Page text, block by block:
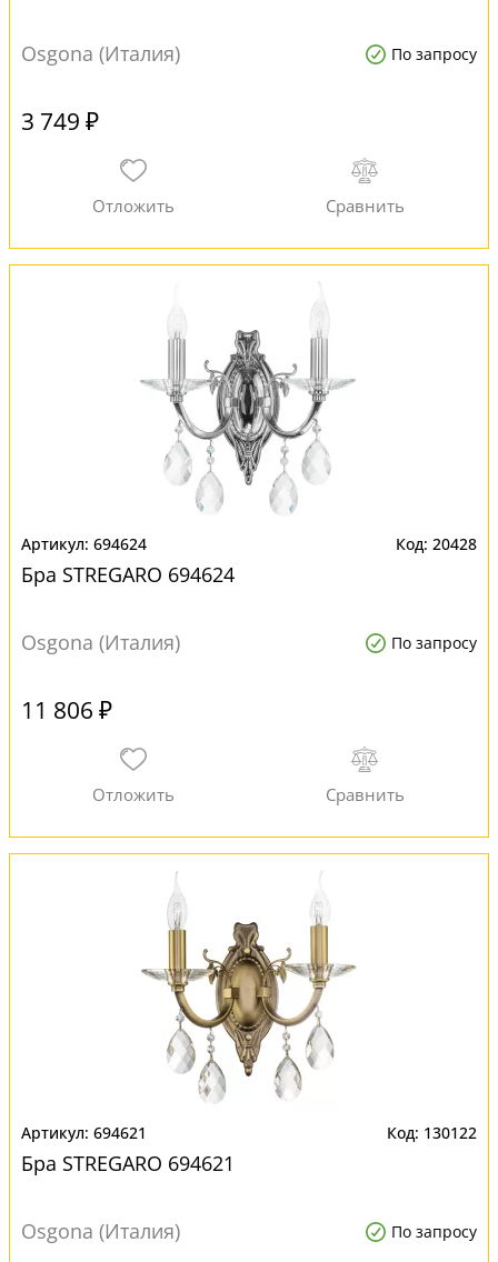
Osgona (Италия) По запросу
3 749 ₽
694624 20428
Бра STREGARO 694624
Osgona (Италия) По запросу
11 806 ₽
694621 130122
Бра STREGARO 694621
Osgona (Италия) По запросу